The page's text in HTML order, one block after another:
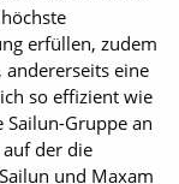
erfüllen, zudem
eine
so effizient wie
Sailun-Gruppe an
der die
und Maxam